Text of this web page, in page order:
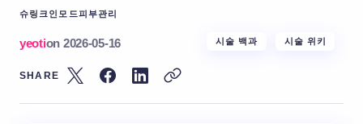
슈링크 인모드피부관리
yeotion 2026-05-16 시술 백과 시술 위키
SHARE